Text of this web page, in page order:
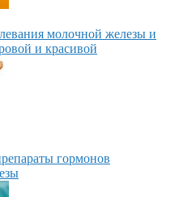
молочной железы и
и красивой
гормонов